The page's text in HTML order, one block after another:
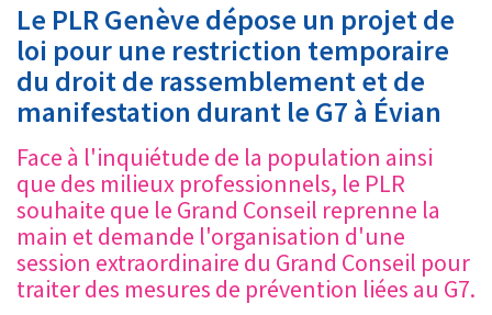
Le PLR Genève dépose un projet de
loi pour une restriction temporaire
du droit de rassemblement et de
manifestation durant le G7 à Évian
Face à l'inquiétude de la population ainsi
que des milieux professionnels, le PLR
souhaite que le Grand Conseil reprenne la
main et demande l'organisation d'une
session extraordinaire du Grand Conseil pour
traiter des mesures de prévention liées au G7.